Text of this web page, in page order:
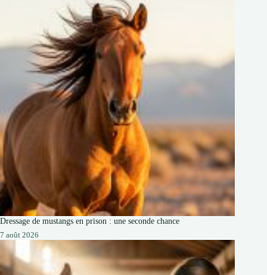
Dressage de mustangs en prison : une seconde chance
7 août 2026